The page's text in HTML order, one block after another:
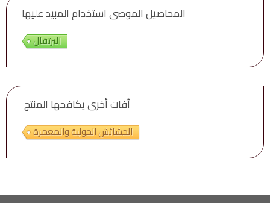
المحاصيل الموصى استخدام المبيد عليها
البرتقال
أفات أخرى يكافحها المنتج
الحشائش الحولية والمعمرة